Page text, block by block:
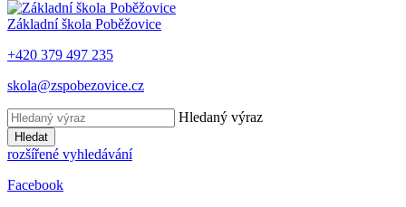
Základní škola Poběžovice
+420 379 497 235
skola@zspobezovice.cz
Hledaný výraz
Hledat
rozšířené vyhledávání
Facebook